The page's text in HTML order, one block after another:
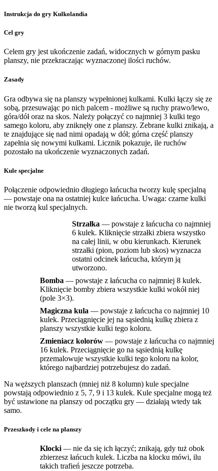
Instrukcja do gry Kulkolandia
Cel gry
Celem gry jest ukończenie zadań, widocznych w górnym pasku
planszy, nie przekraczając wyznaczonej ilości ruchów.
Zasady
Gra odbywa się na planszy wypełnionej kulkami. Kulki łączy się ze
sobą, przesuwając po nich palcem - możliwe są ruchy prawo/lewo,
góra/dół oraz na skos. Należy połączyć co najmniej 3 kulki tego
samego koloru, aby zniknęły one z planszy. Zebrane kulki znikają, a
te znajdujące się nad nimi opadają w dół; górna część planszy
zapełnia się nowymi kulkami. Licznik pokazuje, ile ruchów
pozostało na ukończenie wyznaczonych zadań.
Kule specjalne
Połączenie odpowiednio długiego łańcucha tworzy kulę specjalną
— powstaje ona na ostatniej kulce łańcucha. Uwaga: czarne kulki
nie tworzą kul specjalnych.
Strzałka — powstaje z łańcucha co najmniej
6 kulek. Kliknięcie strzałki zbiera wszystko
na całej linii, w obu kierunkach. Kierunek
strzałki (pion, poziom lub skos) wyznacza
ostatni odcinek łańcucha, którym ją
utworzono.
Bomba — powstaje z łańcucha co najmniej 8 kulek.
Kliknięcie bomby zbiera wszystkie kulki wokół niej
(pole 3×3).
Magiczna kula — powstaje z łańcucha co najmniej 10
kulek. Przeciągnięcie jej na sąsiednią kulkę zbiera z
planszy wszystkie kulki tego koloru.
Zmieniacz kolorów — powstaje z łańcucha co najmniej
16 kulek. Przeciągnięcie go na sąsiednią kulkę
przemalowuje wszystkie kulki tego koloru na kolor,
którego najbardziej potrzebujesz do zadań.
Na węższych planszach (mniej niż 8 kolumn) kule specjalne
powstają odpowiednio z 5, 7, 9 i 13 kulek. Kule specjalne mogą też
być ustawione na planszy od początku gry — działają wtedy tak
samo.
Przeszkody i cele na planszy
Klocki — nie da się ich łączyć; znikają, gdy tuż obok
zbierzesz łańcuch kulek. Liczba na klocku mówi, ilu
takich trafień jeszcze potrzeba.